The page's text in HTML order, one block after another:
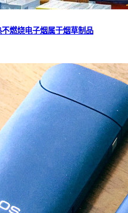
燃烧电子烟属于烟草制品